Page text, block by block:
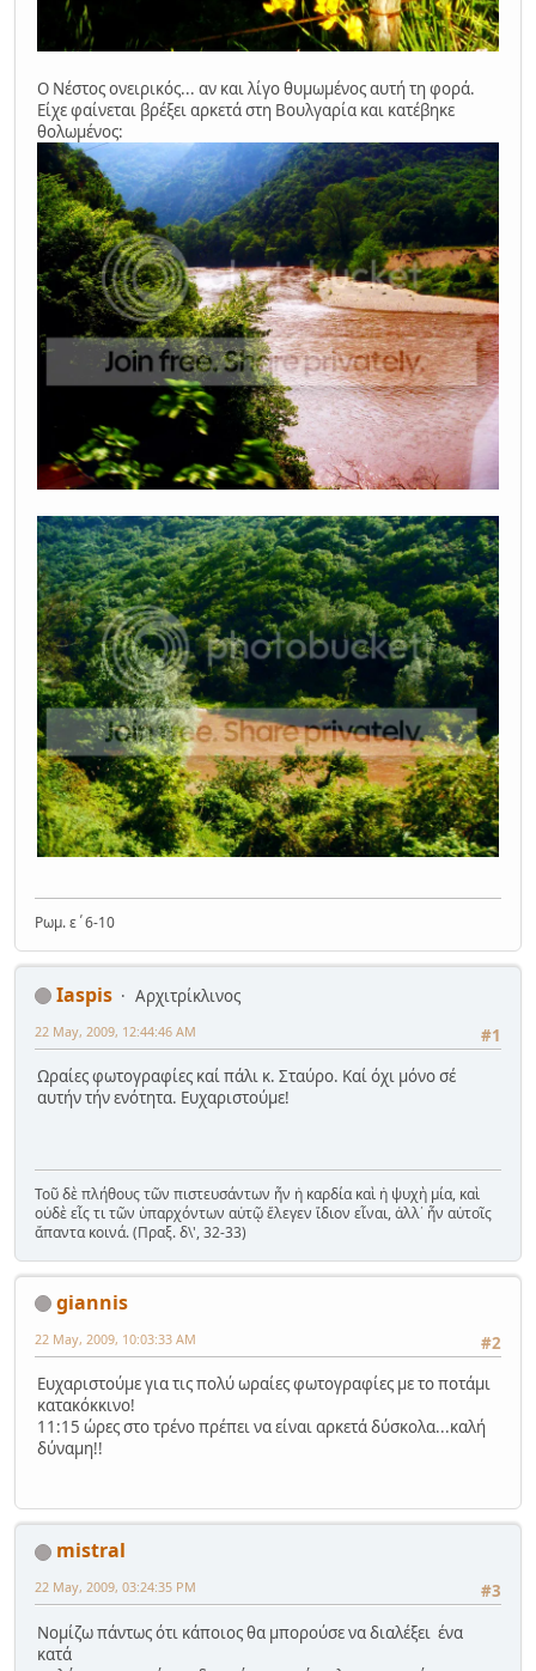
Ο Νέστος ονειρικός... αν και λίγο θυμωμένος αυτή τη φορά.
Είχε φαίνεται βρέξει αρκετά στη Βουλγαρία και κατέβηκε
θολωμένος:
Ρωμ. ε΄6-10
Iaspis
Αρχιτρίκλινος
#1
22 May, 2009, 12:44:46 AM
Ωραίες φωτογραφίες καί πάλι κ. Σταύρο. Καί όχι μόνο σέ
αυτήν τήν ενότητα. Ευχαριστούμε!
Τοῦ δὲ πλήθους τῶν πιστευσάντων ἦν ἡ καρδία καὶ ἡ ψυχὴ μία, καὶ
οὐδὲ εἷς τι τῶν ὑπαρχόντων αὐτῷ ἔλεγεν ἴδιον εἶναι, ἀλλ᾿ ἦν αὐτοῖς
ἅπαντα κοινά. (Πραξ. δ\', 32-33)
giannis
#2
22 May, 2009, 10:03:33 AM
Ευχαριστούμε για τις πολύ ωραίες φωτογραφίες με το ποτάμι
κατακόκκινο!
11:15 ώρες στο τρένο πρέπει να είναι αρκετά δύσκολα...καλή
δύναμη!!
mistral
#3
22 May, 2009, 03:24:35 PM
Νομίζω πάντως ότι κάποιος θα μπορούσε να διαλέξει ένα
κατά